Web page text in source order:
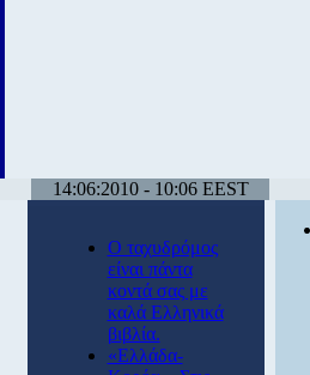
14:06:2010 - 10:06 EEST
Ο ταχυδρόμος
είναι πάντα
κοντά σας με
καλά Ελληνικά
βιβλία.
«Ελλάδα-